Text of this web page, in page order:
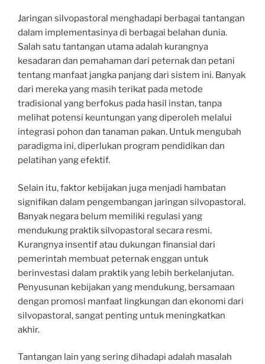
Jaringan silvopastoral menghadapi berbagai tantangan
dalam implementasinya di berbagai belahan dunia.
Salah satu tantangan utama adalah kurangnya
kesadaran dan pemahaman dari peternak dan petani
tentang manfaat jangka panjang dari sistem ini. Banyak
dari mereka yang masih terikat pada metode
tradisional yang berfokus pada hasil instan, tanpa
melihat potensi keuntungan yang diperoleh melalui
integrasi pohon dan tanaman pakan. Untuk mengubah
paradigma ini, diperlukan program pendidikan dan
pelatihan yang efektif.
Selain itu, faktor kebijakan juga menjadi hambatan
signifikan dalam pengembangan jaringan silvopastoral.
Banyak negara belum memiliki regulasi yang
mendukung praktik silvopastoral secara resmi.
Kurangnya insentif atau dukungan finansial dari
pemerintah membuat peternak enggan untuk
berinvestasi dalam praktik yang lebih berkelanjutan.
Penyusunan kebijakan yang mendukung, bersamaan
dengan promosi manfaat lingkungan dan ekonomi dari
silvopastoral, sangat penting untuk meningkatkan
akhir.
Tantangan lain yang sering dihadapi adalah masalah